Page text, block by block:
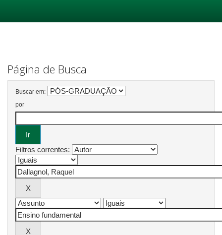
Página de Busca
Buscar em:
por
Filtros correntes: